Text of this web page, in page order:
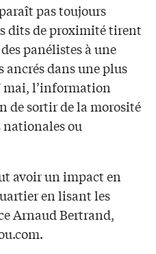
pas toujours
dits de proximité tirent
panélistes à une
ancrés dans une plus
mai, l’information
de sortir de la morosité
nationales ou
avoir un impact en
en lisant les
Arnaud Bertrand,